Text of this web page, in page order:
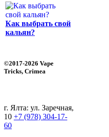
Как выбрать свой
кальян?
©2017-2026 Vape
Tricks, Crimea
г. Ялта: ул. Заречная,
10 +7 (978) 304-17-
60